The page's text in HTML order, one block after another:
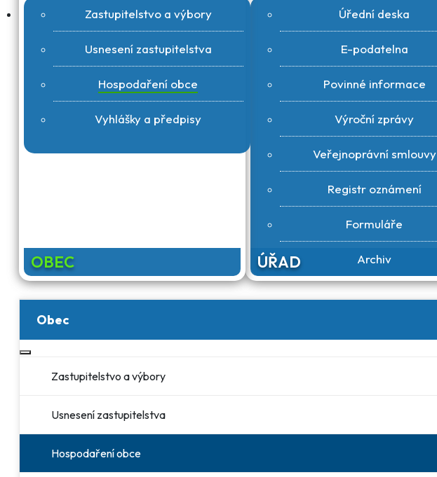
OBEC
Zastupitelstvo a výbory
Usnesení zastupitelstva
Hospodaření obce
Vyhlášky a předpisy
ÚŘAD
Úřední deska
E-podatelna
Povinné informace
Výroční zprávy
Veřejnoprávní smlouvy
Registr oznámení
Formuláře
Archiv
Obec
Zastupitelstvo a výbory
Usnesení zastupitelstva
Hospodaření obce